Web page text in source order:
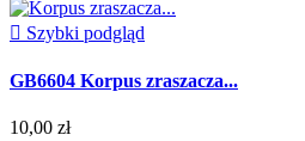
 Szybki podgląd
GB6604 Korpus zraszacza...
10,00 zł